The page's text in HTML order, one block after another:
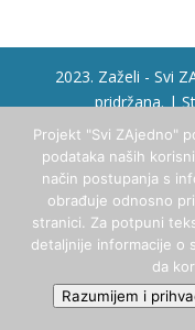
2023. Zaželi - Svi
pridržana. |
Projekt "Svi ZAjedno"
podataka naših
način postupanja s
obrađuje odnosno
stranici. Za potpuni
detaljnije informacije o
da
Razumijem i